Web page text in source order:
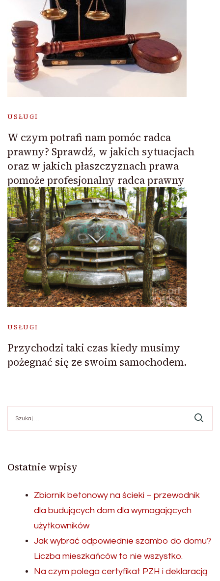
USŁUGI
W czym potrafi nam pomóc radca
prawny? Sprawdź, w jakich sytuacjach
oraz w jakich płaszczyznach prawa
pomoże profesjonalny radca prawny
USŁUGI
Przychodzi taki czas kiedy musimy
pożegnać się ze swoim samochodem.
Ostatnie wpisy
Zbiornik betonowy na ścieki – przewodnik
dla budujących dom dla wymagających
użytkowników
Jak wybrać odpowiednie szambo do domu?
Liczba mieszkańców to nie wszystko.
Na czym polega certyfikat PZH i deklaracją